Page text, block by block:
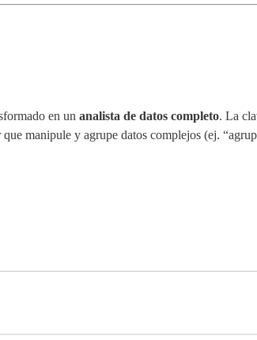
en un analista de datos completo. La
manipule y agrupe datos complejos (ej.